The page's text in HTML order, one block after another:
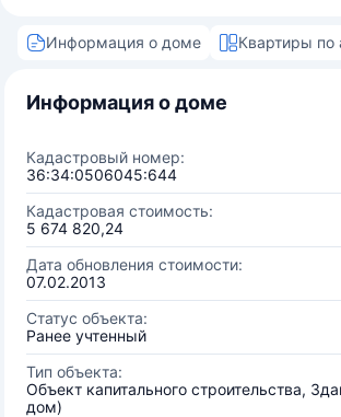
Информация о доме Квартиры по
Информация о доме
Кадастровый номер:
36:34:0506045:644
Кадастровая стоимость:
5 674 820,24
Дата обновления стоимости:
07.02.2013
Статус объекта:
Ранее учтенный
Тип объекта:
Объект капитального строительства,
дом)